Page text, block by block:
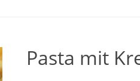
Pasta mit